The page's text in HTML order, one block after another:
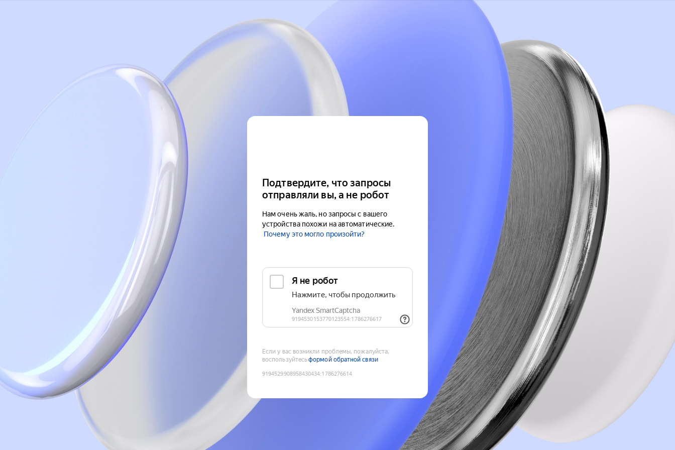
Подтвердите, что запросы
отправляли вы, а не робот
Нам очень жаль, но запросы с вашего
устройства похожи на автоматические.
Почему это могло произойти?
Если у вас возникли проблемы, пожалуйста,
воспользуйтесьформой обратной связи
9194529908958430434:1786276614